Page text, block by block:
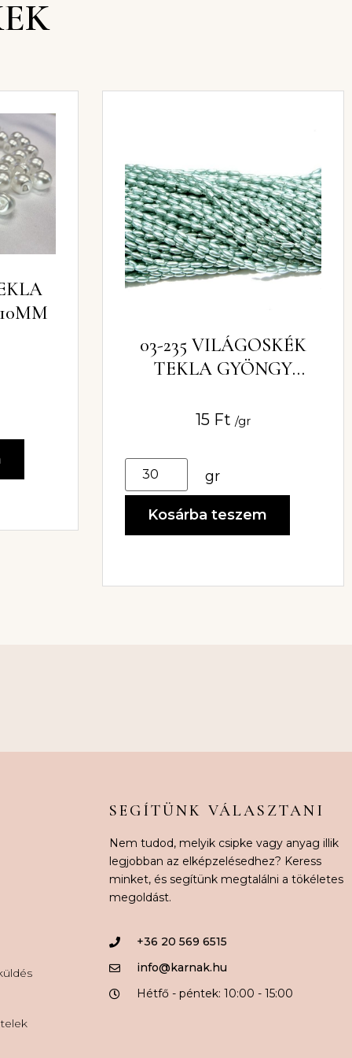
03-235 VILÁGOSKÉK
TEKLA GYÖNGY
15 Ft /gr
gr
Kosárba teszem
SEGÍTÜNK VÁLASZTANI
Nem tudod, melyik csipke vagy anyag illik
legjobban az elképzelésedhez? Keress
minket, és segítünk megtalálni a tökéletes
megoldást.
+36 20 569 6515
info@karnak.hu
Hétfő - péntek: 10:00 - 15:00